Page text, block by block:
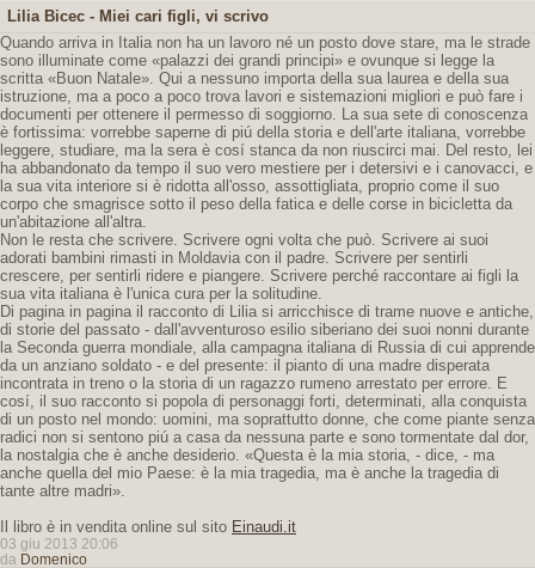
Lilia Bicec - Miei cari figli, vi scrivo
Quando arriva in Italia non ha un lavoro né un posto dove stare, ma le strade
sono illuminate come «palazzi dei grandi principi» e ovunque si legge la
scritta «Buon Natale». Qui a nessuno importa della sua laurea e della sua
istruzione, ma a poco a poco trova lavori e sistemazioni migliori e può fare i
documenti per ottenere il permesso di soggiorno. La sua sete di conoscenza
è fortissima: vorrebbe saperne di piú della storia e dell'arte italiana, vorrebbe
leggere, studiare, ma la sera è cosí stanca da non riuscirci mai. Del resto, lei
ha abbandonato da tempo il suo vero mestiere per i detersivi e i canovacci, e
la sua vita interiore si è ridotta all'osso, assottigliata, proprio come il suo
corpo che smagrisce sotto il peso della fatica e delle corse in bicicletta da
un'abitazione all'altra.
Non le resta che scrivere. Scrivere ogni volta che può. Scrivere ai suoi
adorati bambini rimasti in Moldavia con il padre. Scrivere per sentirli
crescere, per sentirli ridere e piangere. Scrivere perché raccontare ai figli la
sua vita italiana è l'unica cura per la solitudine.
Di pagina in pagina il racconto di Lilia si arricchisce di trame nuove e antiche,
di storie del passato - dall'avventuroso esilio siberiano dei suoi nonni durante
la Seconda guerra mondiale, alla campagna italiana di Russia di cui apprende
da un anziano soldato - e del presente: il pianto di una madre disperata
incontrata in treno o la storia di un ragazzo rumeno arrestato per errore. E
cosí, il suo racconto si popola di personaggi forti, determinati, alla conquista
di un posto nel mondo: uomini, ma soprattutto donne, che come piante senza
radici non si sentono piú a casa da nessuna parte e sono tormentate dal dor,
la nostalgia che è anche desiderio. «Questa è la mia storia, - dice, - ma
anche quella del mio Paese: è la mia tragedia, ma è anche la tragedia di
tante altre madri».
Il libro è in vendita online sul sito Einaudi.it
03 giu 2013 20:06
da Domenico